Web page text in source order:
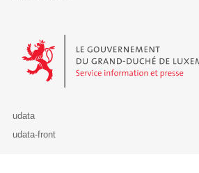
Le Gouvernement du Grand-Duché de
udata
udata-front